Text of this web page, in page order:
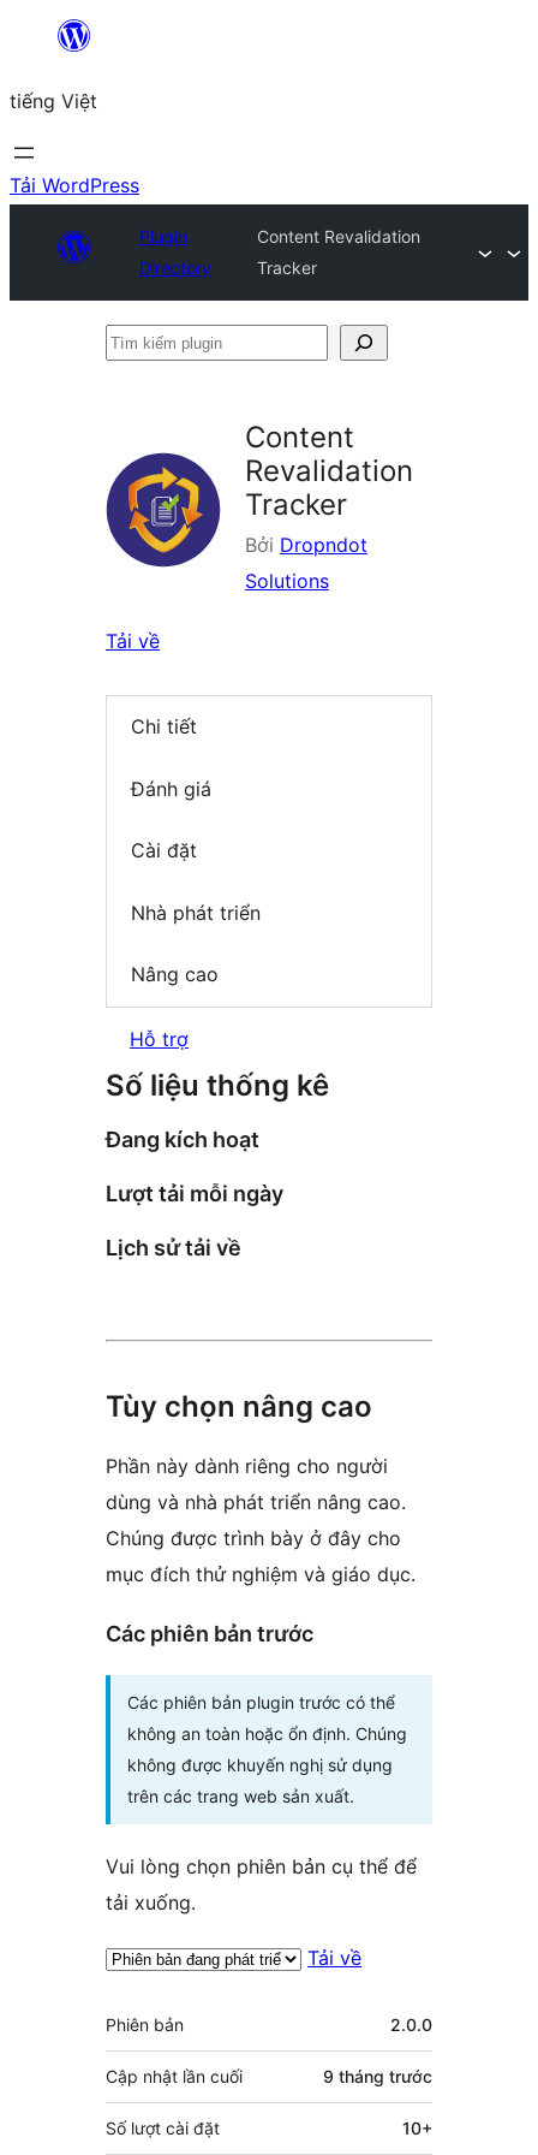
Chuyển
phần
nội
dung
tiếng Việt
Tải WordPress
Plugin
Directory
Content Revalidation
Tracker
Tìm
Content
Revalidation
Tracker
Bởi Dropndot
Solutions
Tải về
Chi tiết
Đánh giá
Cài đặt
Nhà phát triển
Nâng cao
Hỗ trợ
Số liệu thống kê
Đang kích hoạt
Lượt tải mỗi ngày
Lịch sử tải về
Tùy chọn nâng cao
Phần này dành riêng cho người
dùng và nhà phát triển nâng cao.
Chúng được trình bày ở đây cho
mục đích thử nghiệm và giáo dục.
Các phiên bản trước
Các phiên bản plugin trước có thể
không an toàn hoặc ổn định. Chúng
không được khuyến nghị sử dụng
trên các trang web sản xuất.
Vui lòng chọn phiên bản cụ thể để
tải xuống.
Tải về
Meta
Phiên bản 2.0.0
Cập nhật lần cuối 9 tháng trước
Số lượt cài đặt 10+